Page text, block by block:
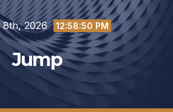
8th, 2026 12:58:52 PM
Jump